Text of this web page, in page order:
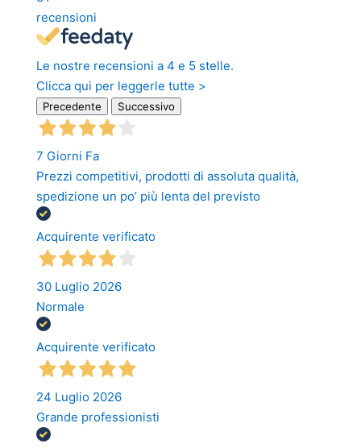
recensioni
Le nostre recensioni a 4 e 5 stelle.
Clicca qui per leggerle tutte >
Precedente Successivo
7 Giorni Fa
Prezzi competitivi, prodotti di assoluta qualità,
spedizione un po’ più lenta del previsto
Acquirente verificato
30 Luglio 2026
Normale
Acquirente verificato
24 Luglio 2026
Grande professionisti